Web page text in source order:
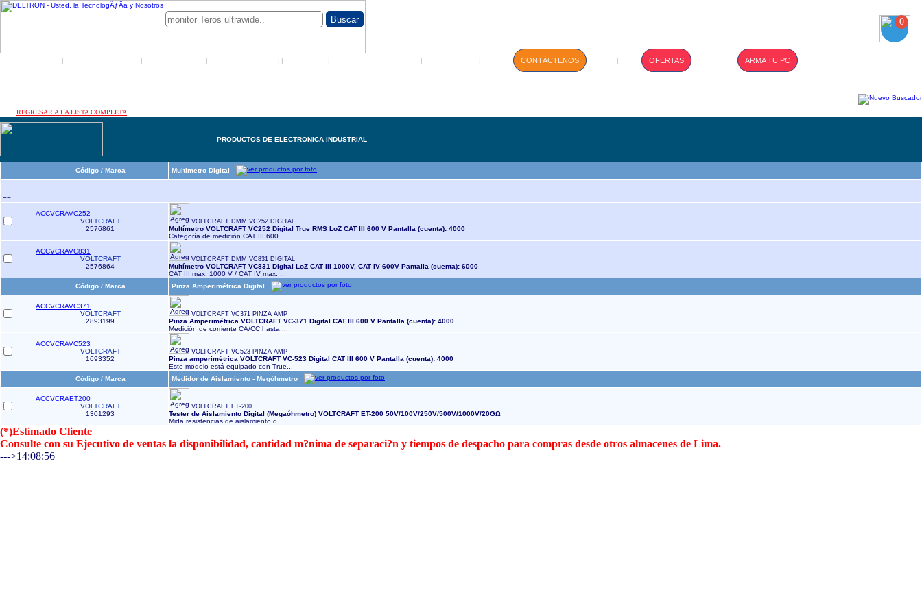
| | | | | | | | CONTÁCTENOS | OFERTAS ARMA TU PC
0
REGRESAR A LA LISTA COMPLETA
PRODUCTOS DE ELECTRONICA INDUSTRIAL
Código / Marca Multimetro Digital
==
ACCVCRAVC252
VOLTCRAFT
2576861
VOLTCRAFT DMM VC252 DIGITAL
Multímetro VOLTCRAFT VC252 Digital True RMS LoZ CAT III 600 V Pantalla (cuenta): 4000
Categoría de medición CAT III 600 ...
ACCVCRAVC831
VOLTCRAFT
2576864
VOLTCRAFT DMM VC831 DIGITAL
Multímetro VOLTCRAFT VC831 Digital LoZ CAT III 1000V, CAT IV 600V Pantalla (cuenta): 6000
CAT III max. 1000 V / CAT IV max. ...
Código / Marca
Pinza Amperimétrica Digital
ACCVCRAVC371
VOLTCRAFT
2893199
VOLTCRAFT VC371 PINZA AMP
Pinza Amperimétrica VOLTCRAFT VC-371 Digital CAT III 600 V Pantalla (cuenta): 4000
Medición de corriente CA/CC hasta ...
ACCVCRAVC523
VOLTCRAFT
1693352
VOLTCRAFT VC523 PINZA AMP
Pinza amperimétrica VOLTCRAFT VC-523 Digital CAT III 600 V Pantalla (cuenta): 4000
Este modelo está equipado con True...
Código / Marca
Medidor de Aislamiento - Megóhmetro
ACCVCRAET200
VOLTCRAFT
1301293
VOLTCRAFT ET-200
Tester de Aislamiento Digital (Megaóhmetro) VOLTCRAFT ET-200 50V/100V/250V/500V/1000V/20GΩ
Mida resistencias de aislamiento d...
(*)Estimado Cliente
Consulte con su Ejecutivo de ventas la disponibilidad, cantidad m?nima de separaci?n y tiempos de despacho para compras desde otros almacenes de Lima.
--->14:08:56